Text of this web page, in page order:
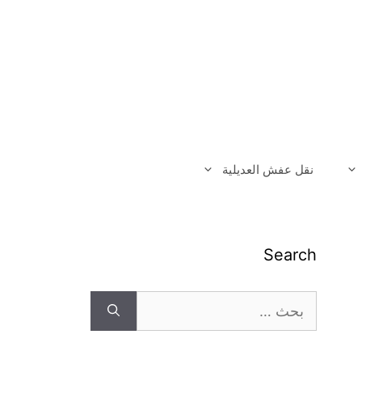
نقل عفش العديلية
Search